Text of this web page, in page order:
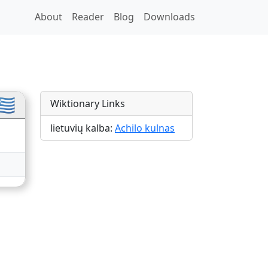
About Reader Blog Downloads
Wiktionary Links
lietuvių kalba: Achilo kulnas